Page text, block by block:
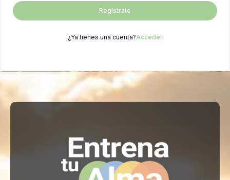
Regístrate
¿Ya tienes una cuenta?Acceder